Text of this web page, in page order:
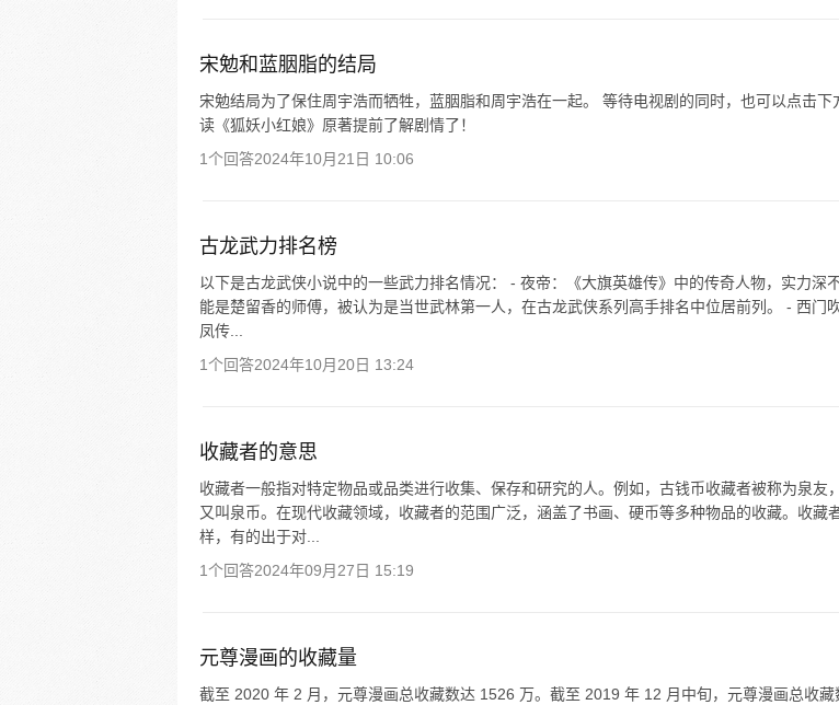
宋勉和蓝胭脂的结局
宋勉结局为了保住周宇浩而牺牲，蓝胭脂和周宇浩在一起。 等待电视剧的同时，也可以点击下
读《狐妖小红娘》原著提前了解剧情了！
1个回答2024年10月21日 10:06
古龙武力排名榜
以下是古龙武侠小说中的一些武力排名情况： - 夜帝：《大旗英雄传》中的传奇人物，实力深
能是楚留香的师傅，被认为是当世武林第一人，在古龙武侠系列高手排名中位居前列。 - 西门
凤传...
1个回答2024年10月20日 13:24
收藏者的意思
收藏者一般指对特定物品或品类进行收集、保存和研究的人。例如，古钱币收藏者被称为泉友
又叫泉币。在现代收藏领域，收藏者的范围广泛，涵盖了书画、硬币等多种物品的收藏。收藏
样，有的出于对...
1个回答2024年09月27日 15:19
元尊漫画的收藏量
截至 2020 年 2 月，元尊漫画总收藏数达 1526 万。截至 2019 年 12 月中旬，元尊漫画总收藏